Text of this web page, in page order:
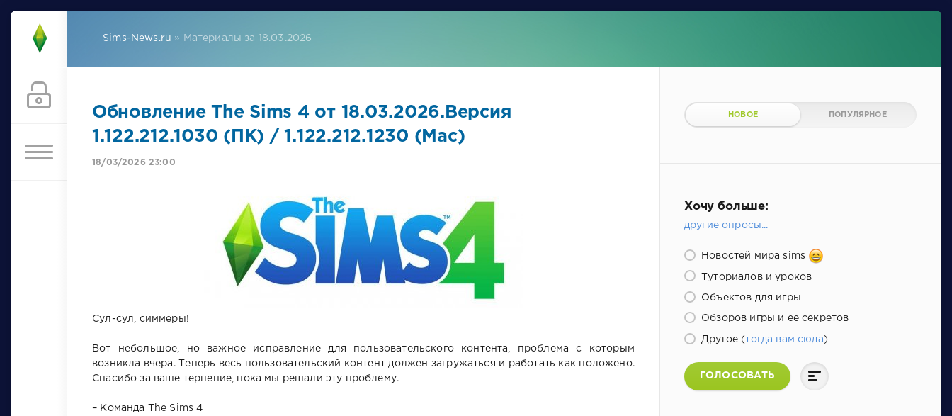
Sims-News.ru » Материалы за 18.03.2026
Обновление The Sims 4 от 18.03.2026.Версия
1.122.212.1030 (ПК) / 1.122.212.1230 (Mac)
18/03/2026 23:00
Сул-сул, симмеры!
Вот небольшое, но важное исправление для пользовательского контента, проблема с которым
возникла вчера. Теперь весь пользовательский контент должен загружаться и работать как положено.
Спасибо за ваше терпение, пока мы решали эту проблему.
– Команда The Sims 4
НОВОЕ ПОПУЛЯРНОЕ
Хочу больше:
другие опросы...
Новостей мира sims
Туториалов и уроков
Объектов для игры
Обзоров игры и ее секретов
Другое (тогда вам сюда)
ГОЛОСОВАТЬ